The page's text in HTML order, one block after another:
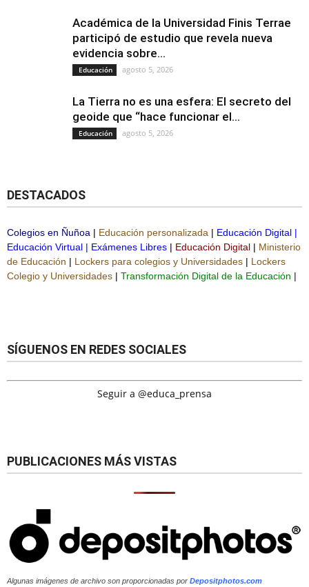
Académica de la Universidad Finis Terrae
participó de estudio que revela nueva
evidencia sobre...
Educación agosto 5, 2026
La Tierra no es una esfera: El secreto del
geoide que “hace funcionar el...
Educación agosto 5, 2026
DESTACADOS
Colegios en Ñuñoa | Educación personalizada | Educación Digital |
Educación Virtual | Exámenes Libres | Educación Digital | Ministerio
de Educación | Lockers para colegios y Universidades | Lockers
Colegio y Universidades | Transformación Digital de la Educación |
SÍGUENOS EN REDES SOCIALES
Seguir a @educa_prensa
PUBLICACIONES MÁS VISTAS
Algunas imágenes de archivo son proporcionadas por Depositphotos.com